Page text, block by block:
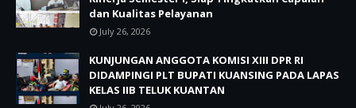
dan Kualitas Pelayanan
July 26, 2026
KUNJUNGAN ANGGOTA KOMISI XIII DPR RI
DIDAMPINGI PLT BUPATI KUANSING PADA LAPAS
KELAS IIB TELUK KUANTAN